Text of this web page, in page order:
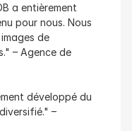
a entièrement
pour nous. Nous
de
– Agence de
développé du
–